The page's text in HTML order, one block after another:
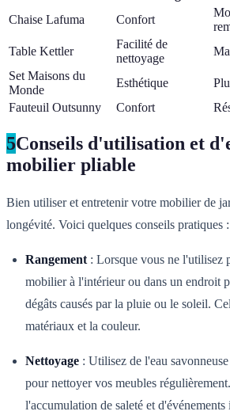
Chaise Lafuma
Confort
Table Kettler
Facilité de
nettoyage
Set Maisons du
Monde
Esthétique
Fauteuil Outsunny
Confort
5Conseils d'utilisation et
mobilier pliable
Bien utiliser et entretenir votre mobilier de
longévité. Voici quelques conseils pratiques :
Rangement : Lorsque vous ne l'utilisez
mobilier à l'intérieur ou dans un endroit
dégâts causés par la pluie ou le soleil.
matériaux et la couleur.
Nettoyage : Utilisez de l'eau
pour nettoyer vos meubles
l'accumulation de saleté et d'événements